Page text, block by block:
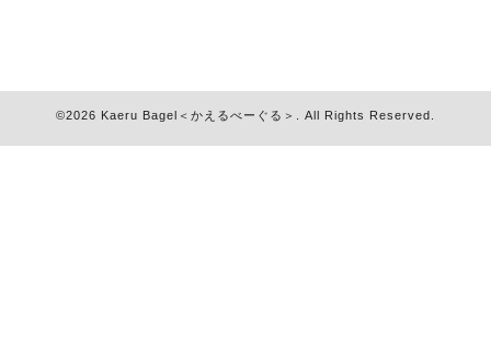
©2026 Kaeru Bagel＜かえるべーぐる＞ . All Rights Reserved.